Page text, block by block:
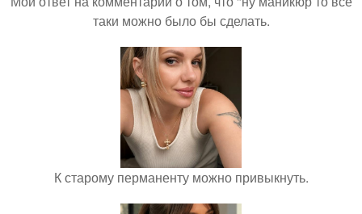
таки можно было бы сделать.
К старому перманенту можно привыкнуть.